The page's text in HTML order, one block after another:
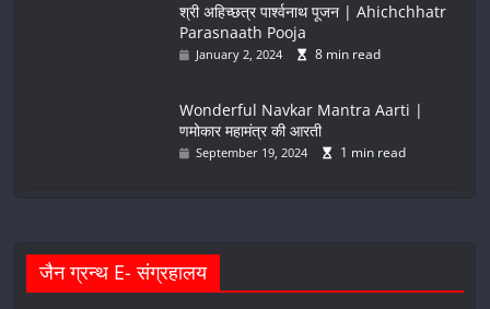
श्री अहिच्छत्र पार्श्वनाथ पूजन | Ahichchhatr
Parasnaath Pooja
January 2, 2024 8 min read
Wonderful Navkar Mantra Aarti |
णमोकार महामंत्र की आरती
September 19, 2024 1 min read
जैन ग्रन्थ E- संग्रहालय